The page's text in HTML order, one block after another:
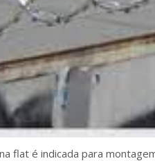
flat é indicada para